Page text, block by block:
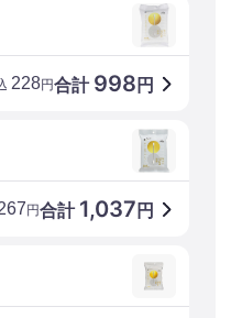
合計 998 円
228円
合計 1,037 円
円